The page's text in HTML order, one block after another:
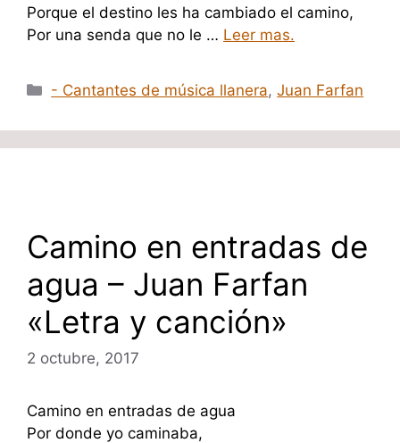
Porque el destino les ha cambiado el camino,
Por una senda que no le … Leer mas.
Categorías
- Cantantes de música llanera,Juan Farfan
Camino en entradas de
agua – Juan Farfan
«Letra y canción»
2 octubre, 2017
Camino en entradas de agua
Por donde yo caminaba,